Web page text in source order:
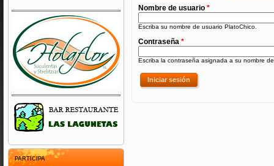
PARTICIPA
Nombre de usuario *
Escriba su nombre de usuario PlatoChico.
Contraseña *
Escriba la contraseña asignada a su nombre